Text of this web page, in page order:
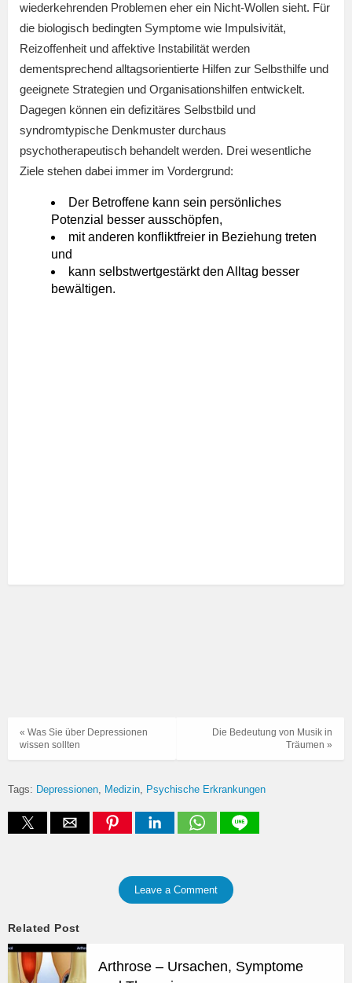
wiederkehrenden Problemen eher ein Nicht-Wollen sieht. Für
die biologisch bedingten Symptome wie Impulsivität,
Reizoffenheit und affektive Instabilität werden
dementsprechend alltagsorientierte Hilfen zur Selbsthilfe und
geeignete Strategien und Organisationshilfen entwickelt.
Dagegen können ein defizitäres Selbstbild und
syndromtypische Denkmuster durchaus
psychotherapeutisch behandelt werden. Drei wesentliche
Ziele stehen dabei immer im Vordergrund:
Der Betroffene kann sein persönliches
Potenzial besser ausschöpfen,
mit anderen konfliktfreier in Beziehung treten
und
kann selbstwertgestärkt den Alltag besser
bewältigen.
Die Bedeutung von Musik in
Träumen »
« Was Sie über Depressionen
wissen sollten
Tags: Depressionen Medizin Psychische Erkrankungen
Leave a Comment
Related Post
Arthrose – Ursachen, Symptome